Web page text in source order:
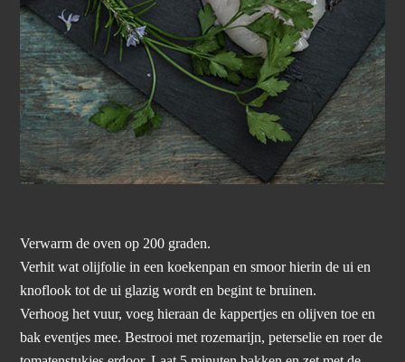
Verwarm de oven op 200 graden.
Verhit wat olijfolie in een koekenpan en smoor hierin de ui en
knoflook tot de ui glazig wordt en begint te bruinen.
Verhoog het vuur, voeg hieraan de kappertjes en olijven toe en
bak eventjes mee. Bestrooi met rozemarijn, peterselie en roer de